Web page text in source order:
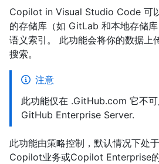
Copilot in Visual Studio Code 可
的存储库（如 GitLab 和本地存储
语义索引。 此功能会将你的数据上
搜索。
注意
此功能仅在 .GitHub.com 它不
GitHub Enterprise Server.
此功能由策略控制，默认情况下处
Copilot业务或Copilot Enterprise